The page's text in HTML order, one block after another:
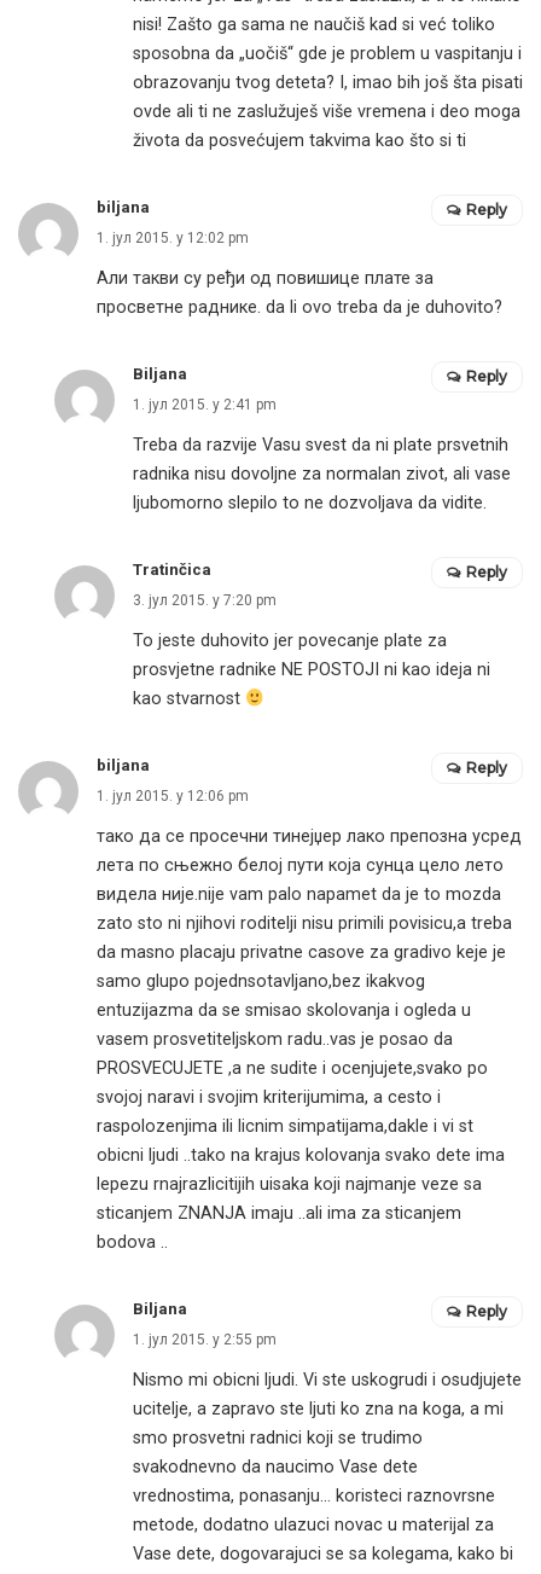
nisi! Zašto ga sama ne naučiš kad si već toliko
sposobna da „uočiš“ gde je problem u vaspitanju i
obrazovanju tvog deteta? I, imao bih još šta pisati
ovde ali ti ne zaslužuješ više vremena i deo moga
života da posvećujem takvima kao što si ti
biljana
1. јул 2015. у 12:02 pm
Али такви су ређи од повишице плате за
просветне раднике. da li ovo treba da je duhovito?
Reply
Biljana
1. јул 2015. у 2:41 pm
Treba da razvije Vasu svest da ni plate prsvetnih
radnika nisu dovoljne za normalan zivot, ali vase
ljubomorno slepilo to ne dozvoljava da vidite.
Reply
Tratinčica
3. јул 2015. у 7:20 pm
To jeste duhovito jer povecanje plate za
prosvjetne radnike NE POSTOJI ni kao ideja ni
kao stvarnost
Reply
biljana
1. јул 2015. у 12:06 pm
тако да се просечни тинејџер лако препозна усред
лета по сњежно белој пути која сунца цело лето
видела није.nije vam palo napamet da je to mozda
zato sto ni njihovi roditelji nisu primili povisicu,a treba
da masno placaju privatne casove za gradivo keje je
samo glupo pojednsotavljano,bez ikakvog
entuzijazma da se smisao skolovanja i ogleda u
vasem prosvetiteljskom radu..vas je posao da
PROSVECUJETE ,a ne sudite i ocenjujete,svako po
svojoj naravi i svojim kriterijumima, a cesto i
raspolozenjima ili licnim simpatijama,dakle i vi st
obicni ljudi ..tako na krajus kolovanja svako dete ima
lepezu rnajrazlicitijih uisaka koji najmanje veze sa
sticanjem ZNANJA imaju ..ali ima za sticanjem
bodova ..
Reply
Biljana
1. јул 2015. у 2:55 pm
Nismo mi obicni ljudi. Vi ste uskogrudi i osudjujete
ucitelje, a zapravo ste ljuti ko zna na koga, a mi
smo prosvetni radnici koji se trudimo
svakodnevno da naucimo Vase dete
vrednostima, ponasanju… koristeci raznovrsne
metode, dodatno ulazuci novac u materijal za
Vase dete, dogovarajuci se sa kolegama, kako bi
Reply